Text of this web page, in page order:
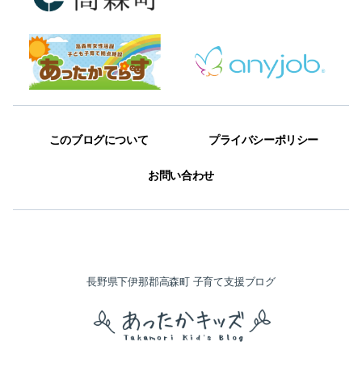
このブログについて プライバシーポリシー
お問い合わせ
長野県下伊那郡高森町 子育て支援ブログ